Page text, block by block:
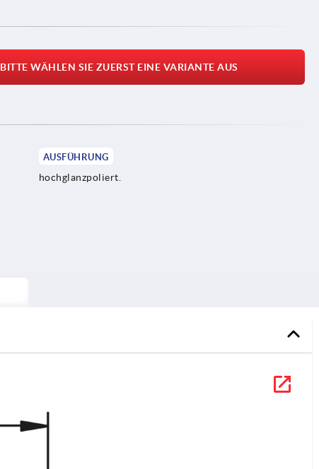
BITTE WÄHLEN SIE ZUERST EINE VARIANTE AUS
AUSFÜHRUNG
hochglanzpoliert.